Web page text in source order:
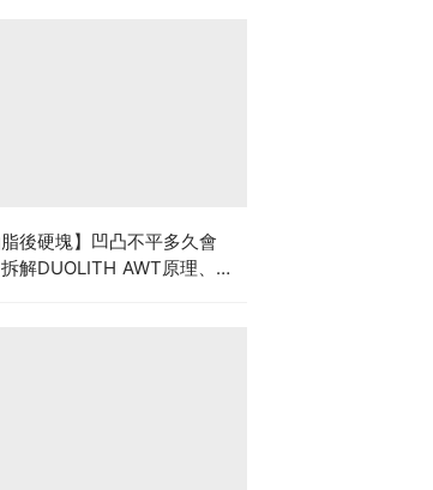
脂後硬塊】凹凸不平多久會
解DUOLITH AWT原理、按